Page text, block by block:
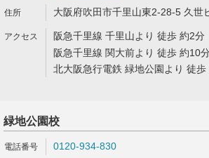
大阪府吹田市千里山東2-28-5 久世
阪急千里線 千里山より 徒歩 約2分
阪急千里線 関大前より 徒歩 約10
北大阪急行電鉄 緑地公園より 徒歩
緑地公園校
0120-934-830